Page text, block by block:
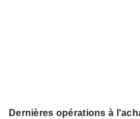
Dernières opérations à